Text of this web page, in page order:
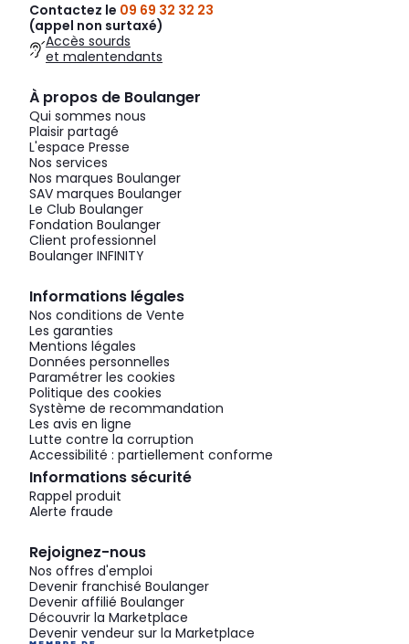
Contactez le 09 69 32 32 23
(appel non surtaxé)
Accès sourds
et malentendants
À propos de Boulanger
Qui sommes nous
Plaisir partagé
L'espace Presse
Nos services
Nos marques Boulanger
SAV marques Boulanger
Le Club Boulanger
Fondation Boulanger
Client professionnel
Boulanger INFINITY
Informations légales
Nos conditions de Vente
Les garanties
Mentions légales
Données personnelles
Paramétrer les cookies
Politique des cookies
Système de recommandation
Les avis en ligne
Lutte contre la corruption
Accessibilité : partiellement conforme
Informations sécurité
Rappel produit
Alerte fraude
Rejoignez-nous
Nos offres d'emploi
Devenir franchisé Boulanger
Devenir affilié Boulanger
Découvrir la Marketplace
Devenir vendeur sur la Marketplace